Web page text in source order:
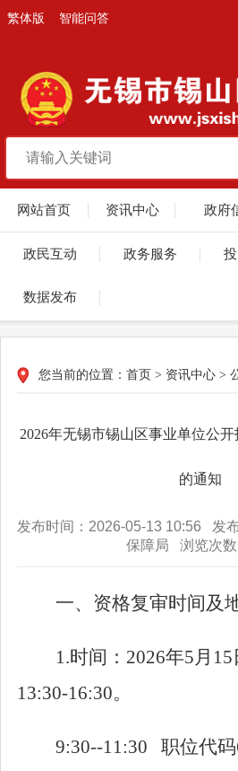
繁体版 智能问答
网站首页 资讯中心 政府
政民互动 政务服务
数据发布
您当前的位置： 首页 > 资讯中心 >
2026年无锡市锡山区事业单位公
的通知
发布时间：2026-05-13 10:56 发
保障局 浏览次数
一、资格复审时间及
1.时间： 2026年5月 15
13:30-16:30。
9:30--11:30 职位代码